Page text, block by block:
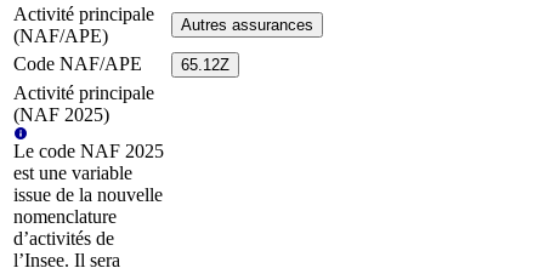
Activité principale
(NAF/APE)
Autres assurances
Code NAF/APE 65.12Z
Activité principale
(NAF 2025)
Le code NAF 2025
est une variable
issue de la nouvelle
nomenclature
d’activités de
l’Insee. Il sera